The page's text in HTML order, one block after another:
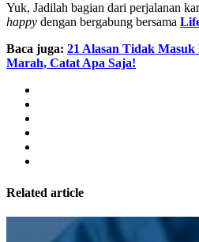
Yuk, Jadilah bagian dari perjalanan
happy dengan bergabung bersama
Baca juga: 21 Alasan Tidak
Marah, Catat Apa Saja!
Related article